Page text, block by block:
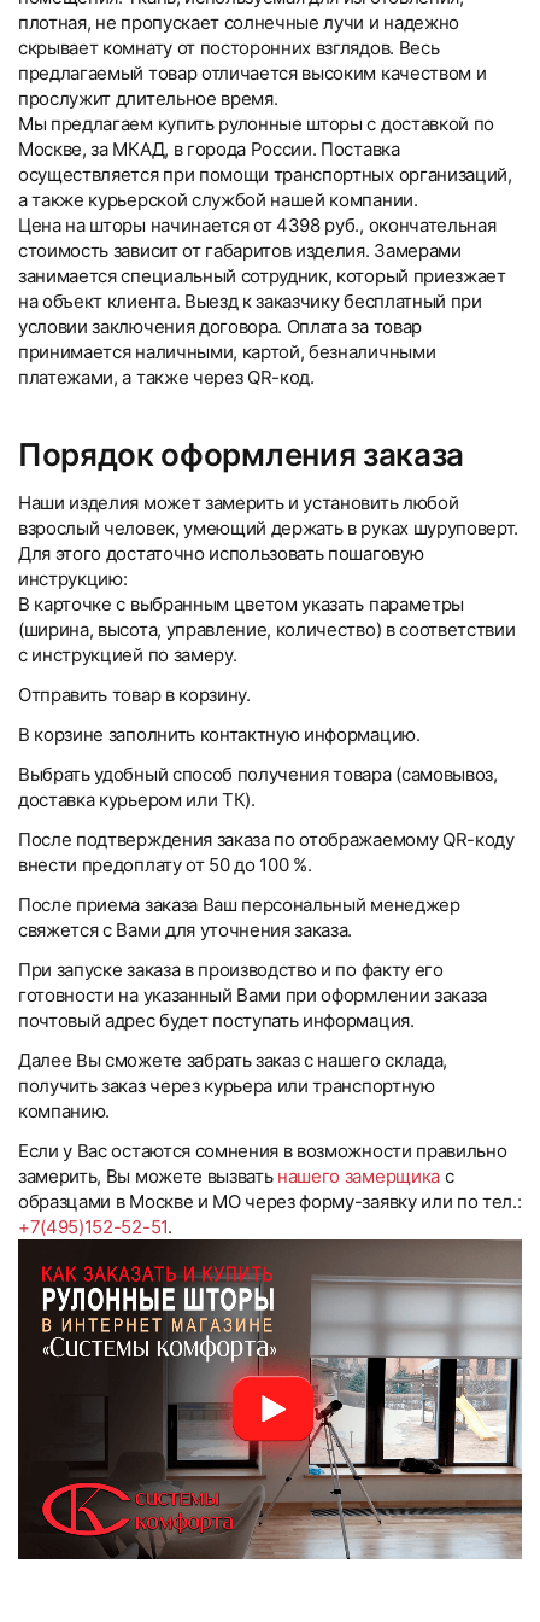
плотная, не пропускает солнечные лучи и надежно
скрывает комнату от посторонних взглядов. Весь
предлагаемый товар отличается высоким качеством и
прослужит длительное время.
Мы предлагаем купить рулонные шторы с доставкой по
Москве, за МКАД, в города России. Поставка
осуществляется при помощи транспортных организаций,
а также курьерской службой нашей компании.
Цена на шторы начинается от 4398 руб., окончательная
стоимость зависит от габаритов изделия. Замерами
занимается специальный сотрудник, который приезжает
на объект клиента. Выезд к заказчику бесплатный при
условии заключения договора. Оплата за товар
принимается наличными, картой, безналичными
платежами, а также через QR-код.
Порядок оформления заказа
Наши изделия может замерить и установить любой
взрослый человек, умеющий держать в руках шуруповерт.
Для этого достаточно использовать пошаговую
инструкцию:
В карточке с выбранным цветом указать параметры
(ширина, высота, управление, количество) в соответствии
с инструкцией по замеру.
Отправить товар в корзину.
В корзине заполнить контактную информацию.
Выбрать удобный способ получения товара (самовывоз,
доставка курьером или ТК).
После подтверждения заказа по отображаемому QR-коду
внести предоплату от 50 до 100 %.
После приема заказа Ваш персональный менеджер
свяжется с Вами для уточнения заказа.
При запуске заказа в производство и по факту его
готовности на указанный Вами при оформлении заказа
почтовый адрес будет поступать информация.
Далее Вы сможете забрать заказ с нашего склада,
получить заказ через курьера или транспортную
компанию.
Если у Вас остаются сомнения в возможности правильно
замерить, Вы можете вызвать нашего замерщикас
образцами в Москве и МО через форму-заявку или по тел.:
+7(495)152-52-51.